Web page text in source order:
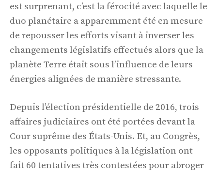
est surprenant, c’est la férocité avec laquelle le
duo planétaire a apparemment été en mesure
de repousser les efforts visant à inverser les
changements législatifs effectués alors que la
planète Terre était sous l’influence de leurs
énergies alignées de manière stressante.
Depuis l’élection présidentielle de 2016, trois
affaires judiciaires ont été portées devant la
Cour suprême des États-Unis. Et, au Congrès,
les opposants politiques à la législation ont
fait 60 tentatives très contestées pour abroger